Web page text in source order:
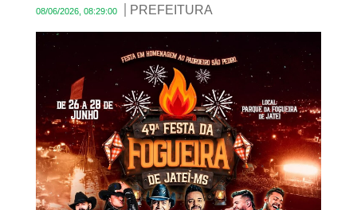
08/06/2026, 08:29:00 PREFEITURA